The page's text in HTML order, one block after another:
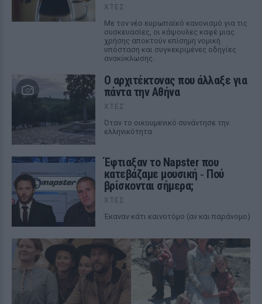
ΧΤΕΣ
Με τον νέο ευρωπαϊκό κανονισμό για τις
συσκευασίες, οι κάψουλες καφέ μιας
χρήσης αποκτούν επίσημη νομική
υπόσταση και συγκεκριμένες οδηγίες
ανακύκλωσης.
Ο αρχιτέκτονας που άλλαξε για
πάντα την Αθήνα
ΧΤΕΣ
Όταν το οικουμενικό συνάντησε την
ελληνικότητα
Έφτιαξαν το Napster που
κατεβάζαμε μουσική ‑ Πού
βρίσκονται σήμερα;
ΧΤΕΣ
Έκαναν κάτι καινοτόμο (αν και παράνομο)